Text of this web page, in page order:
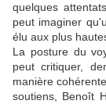
quelques
peut imaginer
élu aux plus
La posture du
peut critiquer,
manière
soutiens, Benoît